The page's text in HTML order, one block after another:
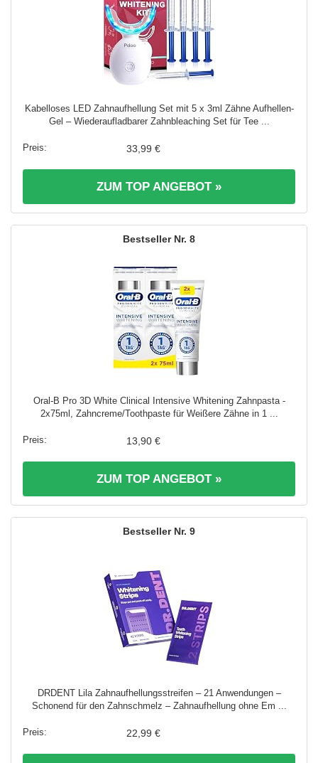
Kabelloses LED Zahnaufhellung Set mit 5 x 3ml Zähne Aufhellen-
Gel – Wiederaufladbarer Zahnbleaching Set für Tee ...
33,99 €
ZUM TOP ANGEBOT »
8
Oral-B Pro 3D White Clinical Intensive Whitening Zahnpasta -
2x75ml, Zahncreme/Toothpaste für Weißere Zähne in 1 ...
13,90 €
ZUM TOP ANGEBOT »
9
DRDENT Lila Zahnaufhellungsstreifen – 21 Anwendungen –
Schonend für den Zahnschmelz – Zahnaufhellung ohne Em ...
22,99 €